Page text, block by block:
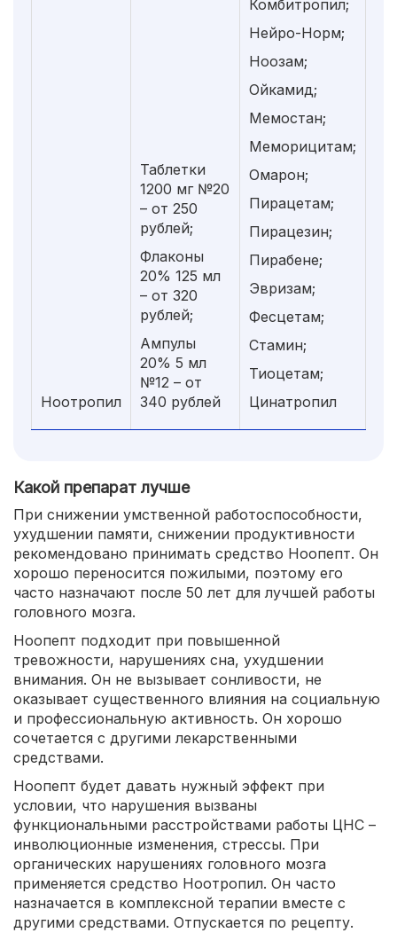
Ноотропил
Таблетки
1200 мг №20
– от 250
рублей;
Флаконы
20% 125 мл
– от 320
рублей;
Ампулы
20% 5 мл
№12 – от
340 рублей
Комбитропил;
Нейро-Норм;
Ноозам;
Ойкамид;
Мемостан;
Меморицитам;
Омарон;
Пирацетам;
Пирацезин;
Пирабене;
Эвризам;
Фесцетам;
Стамин;
Тиоцетам;
Цинатропил
Какой препарат лучше
При снижении умственной работоспособности,
ухудшении памяти, снижении продуктивности
рекомендовано принимать средство Ноопепт. Он
хорошо переносится пожилыми, поэтому его
часто назначают после 50 лет для лучшей работы
головного мозга.
Ноопепт подходит при повышенной
тревожности, нарушениях сна, ухудшении
внимания. Он не вызывает сонливости, не
оказывает существенного влияния на социальную
и профессиональную активность. Он хорошо
сочетается с другими лекарственными
средствами.
Ноопепт будет давать нужный эффект при
условии, что нарушения вызваны
функциональными расстройствами работы ЦНС –
инволюционные изменения, стрессы. При
органических нарушениях головного мозга
применяется средство Ноотропил. Он часто
назначается в комплексной терапии вместе с
другими средствами. Отпускается по рецепту.